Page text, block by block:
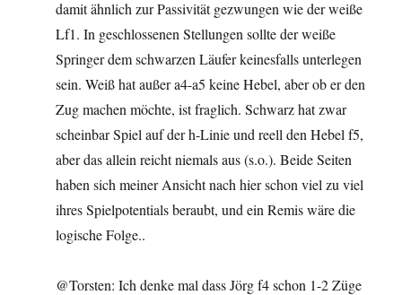
damit ähnlich zur Passivität gezwungen wie der weiße
Lf1. In geschlossenen Stellungen sollte der weiße
Springer dem schwarzen Läufer keinesfalls unterlegen
sein. Weiß hat außer a4-a5 keine Hebel, aber ob er den
Zug machen möchte, ist fraglich. Schwarz hat zwar
scheinbar Spiel auf der h-Linie und reell den Hebel f5,
aber das allein reicht niemals aus (s.o.). Beide Seiten
haben sich meiner Ansicht nach hier schon viel zu viel
ihres Spielpotentials beraubt, und ein Remis wäre die
logische Folge..
@Torsten: Ich denke mal dass Jörg f4 schon 1-2 Züge